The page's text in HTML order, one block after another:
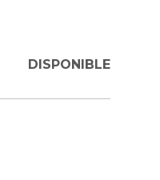
DISPONIBLE